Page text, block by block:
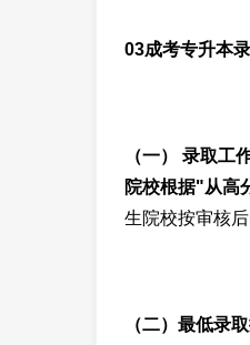
03成考专升本
（一） 录取
院校根据"从高
生院校按审核
（二）最低录